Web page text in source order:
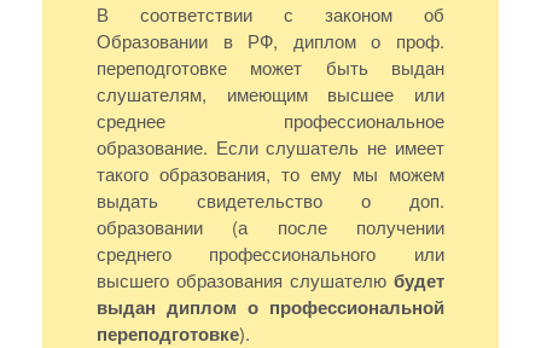
В соответствии с законом об
Образовании в РФ, диплом о проф.
переподготовке может быть выдан
слушателям, имеющим высшее или
среднее профессиональное
образование. Если слушатель не имеет
такого образования, то ему мы можем
выдать свидетельство о доп.
образовании (а после получении
среднего профессионального или
высшего образования слушателю будет
выдан диплом о профессиональной
переподготовке).